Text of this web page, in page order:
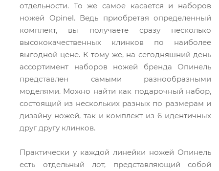
отдельности. То же самое касается и наборов
ножей Opinel. Ведь приобретая определенный
комплект, вы получаете сразу несколько
высококачественных клинков по наиболее
выгодной цене. К тому же, на сегодняшний день
ассортимент наборов ножей бренда Опинель
представлен самыми разнообразными
моделями. Можно найти как подарочный набор,
состоящий из нескольких разных по размерам и
дизайну ножей, так и комплект из 6 идентичных
друг другу клинков.
Практически у каждой линейки ножей Опинель
есть отдельный лот, представляющий собой